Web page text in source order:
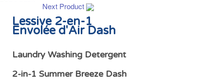
Next Product
Lessive 2-en-1
Envolée d'Air Dash
Laundry Washing Detergent
2-in-1 Summer Breeze Dash